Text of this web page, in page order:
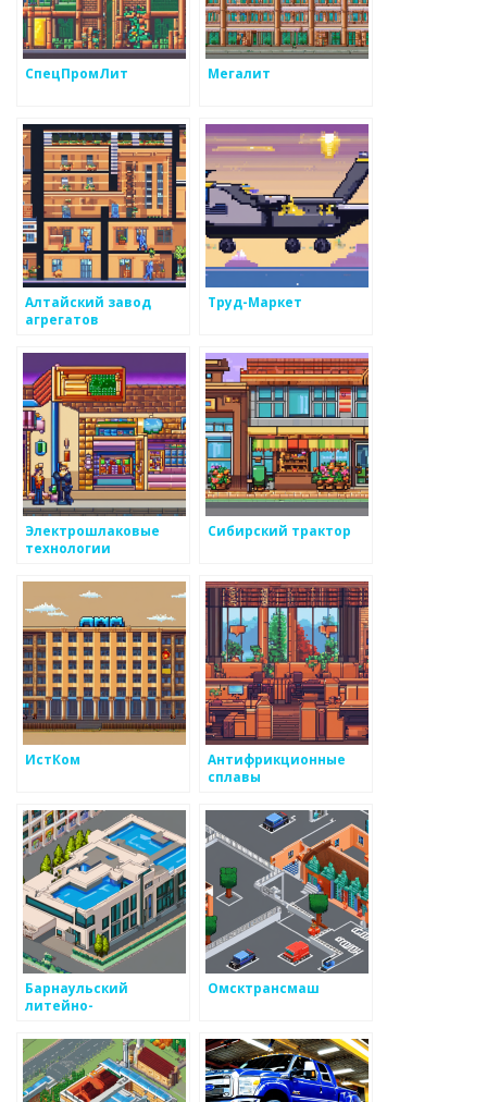
СпецПромЛит Мегалит
Алтайский завод
агрегатов
Труд-Маркет
Электрошлаковые
технологии
Сибирский трактор
ИстКом
Антифрикционные
сплавы
Барнаульский
литейно-
Омсктрансмаш